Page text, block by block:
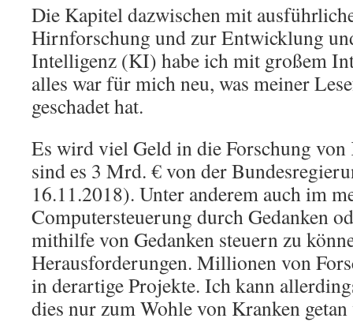
Die Kapitel dazwischen mit
Hirnforschung und zur Entwicklung
Intelligenz (KI) habe ich mit großem
alles war für mich neu, was meiner
geschadet hat.
Es wird viel Geld in die Forschung
sind es 3 Mrd. € von der
16.11.2018). Unter anderem auch im
Computersteuerung durch Gedanken
mithilfe von Gedanken steuern zu
Herausforderungen. Millionen von
in derartige Projekte. Ich kann
dies nur zum Wohle von Kranken